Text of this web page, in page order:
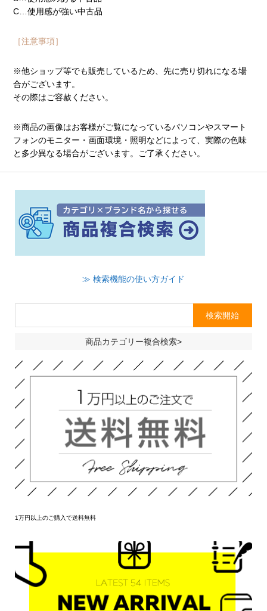
C…使用感が強い中古品
［注意事項］
※他ショップ等でも販売しているため、先に売り切れになる場
合がございます。
その際はご容赦ください。
※商品の画像はお客様がご覧になっているパソコンやスマート
フォンのモニター・画面環境・照明などによって、実際の色味
と多少異なる場合がございます。ご了承ください。
≫ 検索機能の使い方ガイド
商品カテゴリー複合検索>
1万円以上のご購入で送料無料